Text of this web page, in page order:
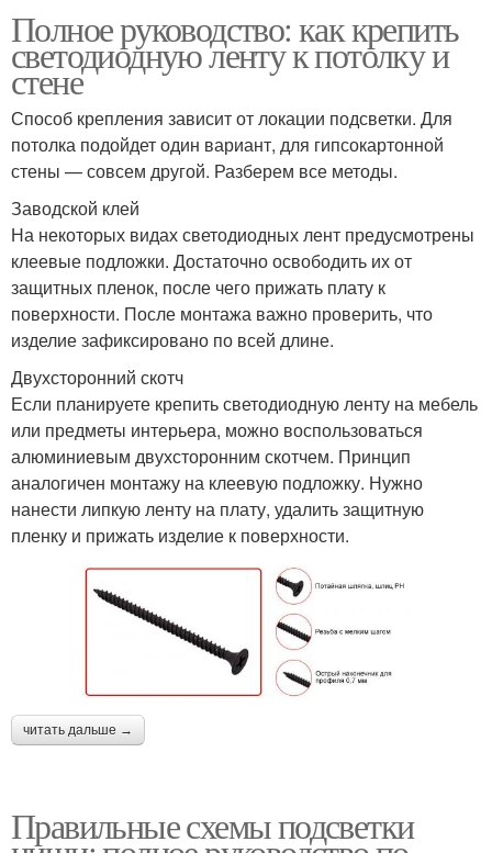
Полное руководство: как крепить
светодиодную ленту к потолку и
стене
Способ крепления зависит от локации подсветки. Для
потолка подойдет один вариант, для гипсокартонной
стены — совсем другой. Разберем все методы.
Заводской клей
На некоторых видах светодиодных лент предусмотрены
клеевые подложки. Достаточно освободить их от
защитных пленок, после чего прижать плату к
поверхности. После монтажа важно проверить, что
изделие зафиксировано по всей длине.
Двухсторонний скотч
Если планируете крепить светодиодную ленту на мебель
или предметы интерьера, можно воспользоваться
алюминиевым двухсторонним скотчем. Принцип
аналогичен монтажу на клеевую подложку. Нужно
нанести липкую ленту на плату, удалить защитную
пленку и прижать изделие к поверхности.
читать дальше →
Правильные схемы подсветки